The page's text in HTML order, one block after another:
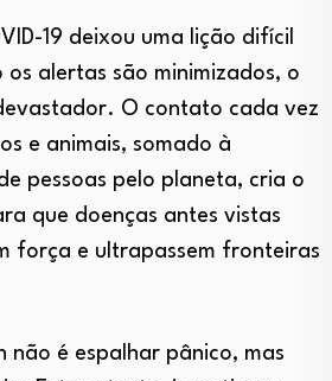
19 deixou uma lição difícil
alertas são minimizados, o
O contato cada vez
e animais, somado à
pessoas pelo planeta, cria o
que doenças antes vistas
força e ultrapassem fronteiras
não é espalhar pânico, mas